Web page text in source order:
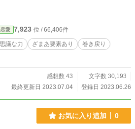
のに、生きていることを知ると、なぜか彼が付
恋愛 7,923 位 / 66,406件
議な力 ざまあ要素あり
巻き戻り
感想数 43
文字数 30,193
最終更新日 2023.07.04
登録日 2023.06.26
お気に入り追加 0